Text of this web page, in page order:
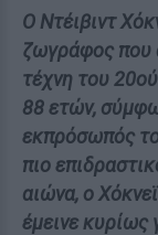
Ο Ντέιβιντ
ζωγράφος που
τέχνη του
88 ετών,
εκπρόσωπός
πιο
αιώνα, ο
έμεινε